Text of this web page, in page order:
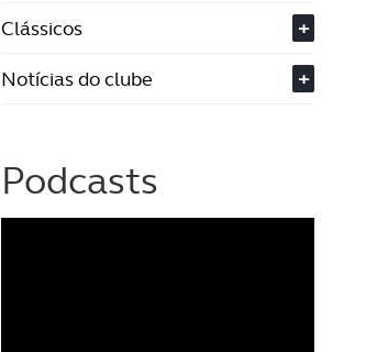
Clássicos
+
Notícias do clube
+
Podcasts